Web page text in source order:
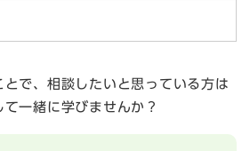
とで、相談したいと思っている方は
一緒に学びませんか？